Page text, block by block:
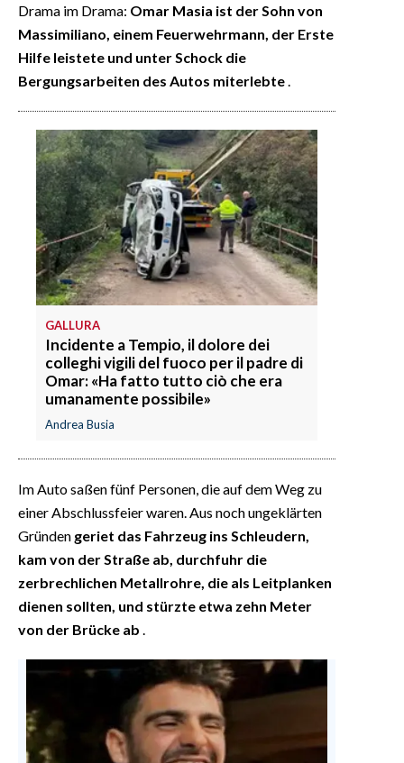
Drama im Drama: Omar Masia ist der Sohn von
Massimiliano, einem Feuerwehrmann, der Erste
Hilfe leistete und unter Schock die
Bergungsarbeiten des Autos miterlebte
GALLURA
Incidente a Tempio, il dolore dei
colleghi vigili del fuoco per il padre di
Omar: «Ha fatto tutto ciò che era
umanamente possibile»
Andrea Busia
Im Auto saßen fünf Personen, die auf dem Weg zu
einer Abschlussfeier waren. Aus noch ungeklärten
Gründen geriet das Fahrzeug ins Schleudern,
kam von der Straße ab, durchfuhr die
zerbrechlichen Metallrohre, die als Leitplanken
dienen sollten, und stürzte etwa zehn Meter
von der Brücke ab .